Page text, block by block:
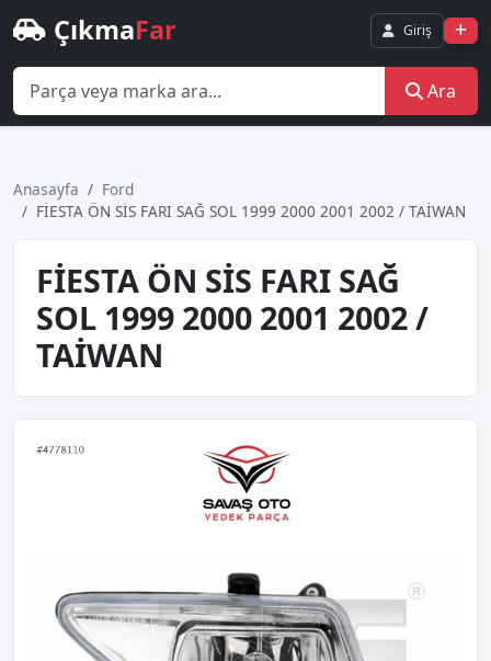
ÇıkmaFar Giriş
Ara
Anasayfa
Ford
FİESTA ÖN SİS FARI SAĞ SOL 1999 2000 2001 2002 / TAİWAN
FİESTA ÖN SİS FARI SAĞ
SOL 1999 2000 2001 2002 /
TAİWAN